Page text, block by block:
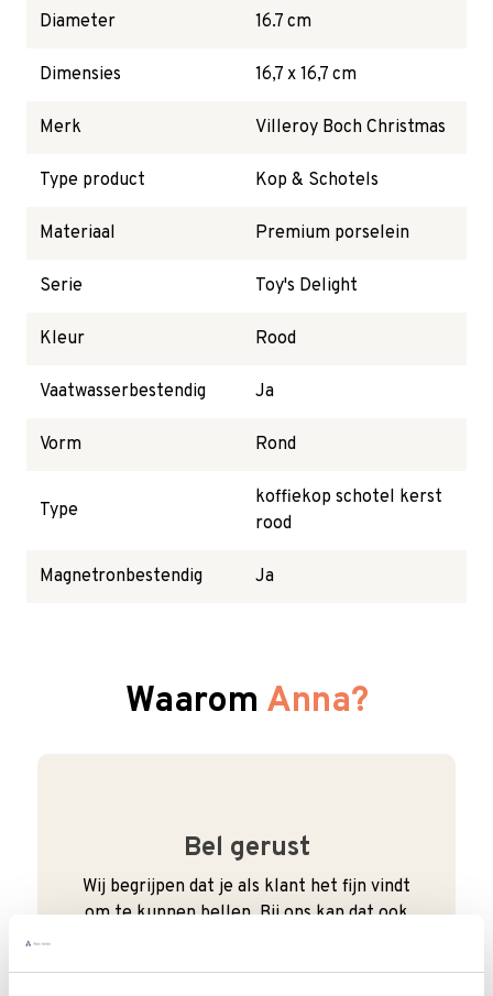
Diameter 16.7 cm
Dimensies 16,7 x 16,7 cm
Merk Villeroy Boch Christmas
Type product Kop & Schotels
Materiaal Premium porselein
Serie Toy's Delight
Kleur Rood
Vaatwasserbestendig Ja
Vorm Rond
Type
koffiekop schotel kerst
rood
Magnetronbestendig Ja
Waarom Anna?
Bel gerust
Wij begrijpen dat je als klant het fijn vindt
om te kunnen bellen. Bij ons kan dat ook
t/m vrijdag van 9:00 - 17:00.